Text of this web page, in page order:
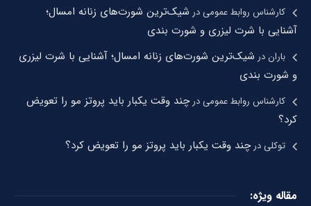
کارشناس روابط عمومیدر شیک‌ترین شورت‌های زنانه امسال؛
آشنایی با شرت لیزری و شورت بندی
باراندر شیک‌ترین شورت‌های زنانه امسال؛ آشنایی با شرت لیزری
و شورت بندی
کارشناس روابط عمومیدرچند وقت یکبار باید پروتز مو را تعویض
کرد؟
توکلیدرچند وقت یکبار باید پروتز مو را تعویض کرد؟
مقاله ویژه: